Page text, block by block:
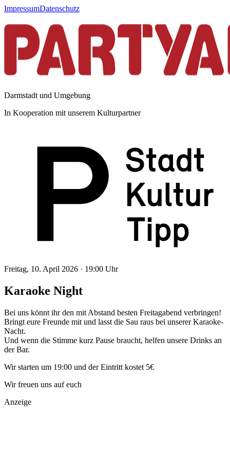
ImpressumDatenschutz
Darmstadt und Umgebung
In Kooperation mit unserem Kulturpartner
Freitag, 10. April 2026 · 19:00 Uhr
Karaoke Night
Bei uns könnt ihr den mit Abstand besten Freitagabend verbringen!
Bringt eure Freunde mit und lasst die Sau raus bei unserer Karaoke-
Nacht.
Und wenn die Stimme kurz Pause braucht, helfen unsere Drinks an
der Bar.
Wir starten um 19:00 und der Eintritt kostet 5€
Wir freuen uns auf euch
Anzeige